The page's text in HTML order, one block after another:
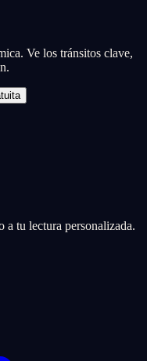
Ve los tránsitos clave,
a tu lectura personalizada.